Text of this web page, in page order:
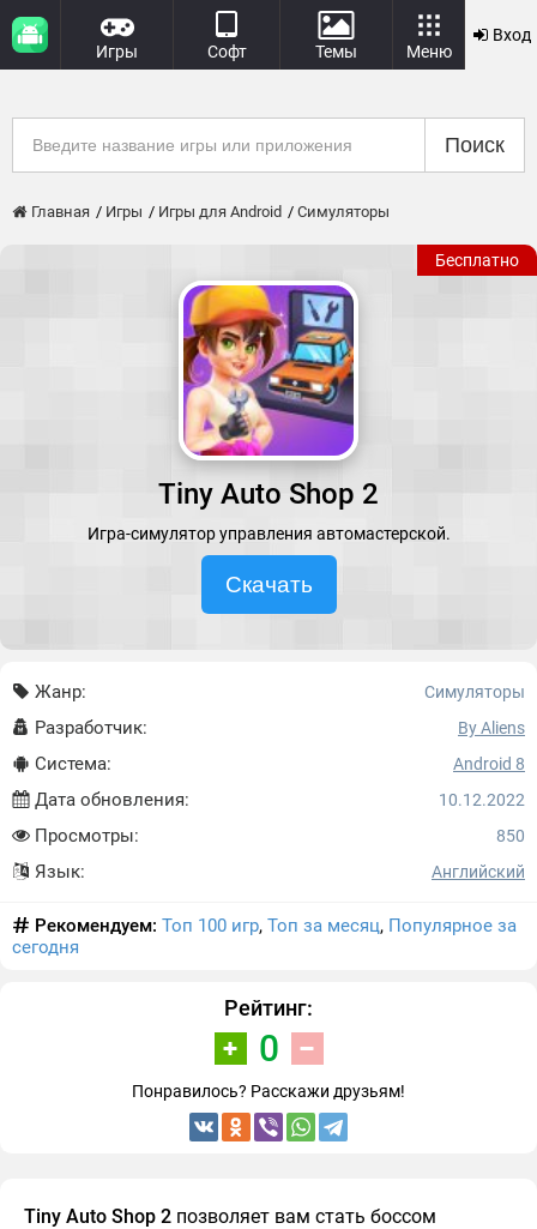
Игры Софт Темы Меню
Вход
Поиск
Главная Игры Игры для Android Симуляторы
Бесплатно
Tiny Auto Shop 2
Игра-симулятор управления автомастерской.
Скачать
Жанр: Симуляторы
Разработчик: By Aliens
Система: Android 8
Дата обновления: 10.12.2022
Просмотры: 850
Язык: Английский
Рекомендуем: Топ 100 игр, Топ за месяц, Популярное за
сегодня
Рейтинг:
0
Понравилось? Расскажи друзьям!
Tiny Auto Shop 2 позволяет вам стать боссом